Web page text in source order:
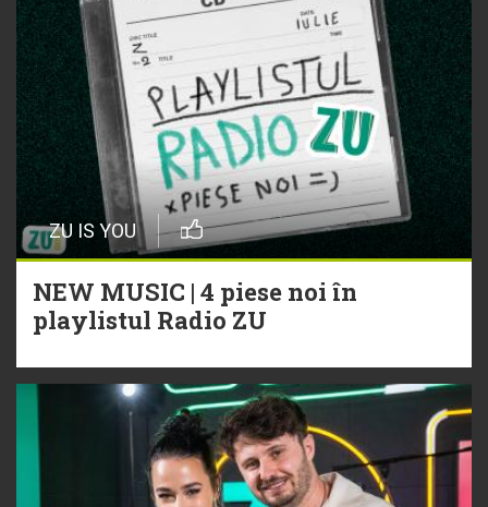
ZU IS YOU
NEW MUSIC | 4 piese noi în
playlistul Radio ZU